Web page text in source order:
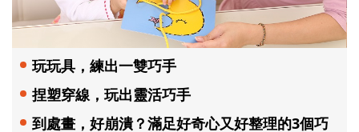
玩玩具，練出一雙巧手
捏塑穿線，玩出靈活巧手
到處畫，好崩潰？滿足好奇心又好整理的3個巧